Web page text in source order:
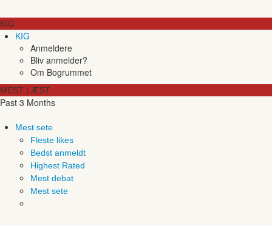
KIG
KIG
Anmeldere
Bliv anmelder?
Om Bogrummet
MEST LÆST
Past 3 Months
Mest sete
Fleste likes
Bedst anmeldt
Highest Rated
Mest debat
Mest sete